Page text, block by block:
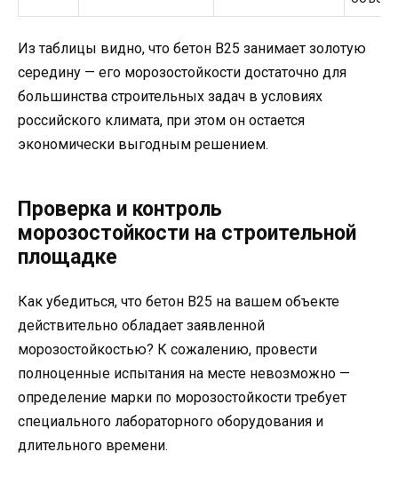
Из таблицы видно, что бетон В25 занимает золотую
середину — его морозостойкости достаточно для
большинства строительных задач в условиях
российского климата, при этом он остается
экономически выгодным решением.
Проверка и контроль
морозостойкости на строительной
площадке
Как убедиться, что бетон В25 на вашем объекте
действительно обладает заявленной
морозостойкостью? К сожалению, провести
полноценные испытания на месте невозможно —
определение марки по морозостойкости требует
специального лабораторного оборудования и
длительного времени.